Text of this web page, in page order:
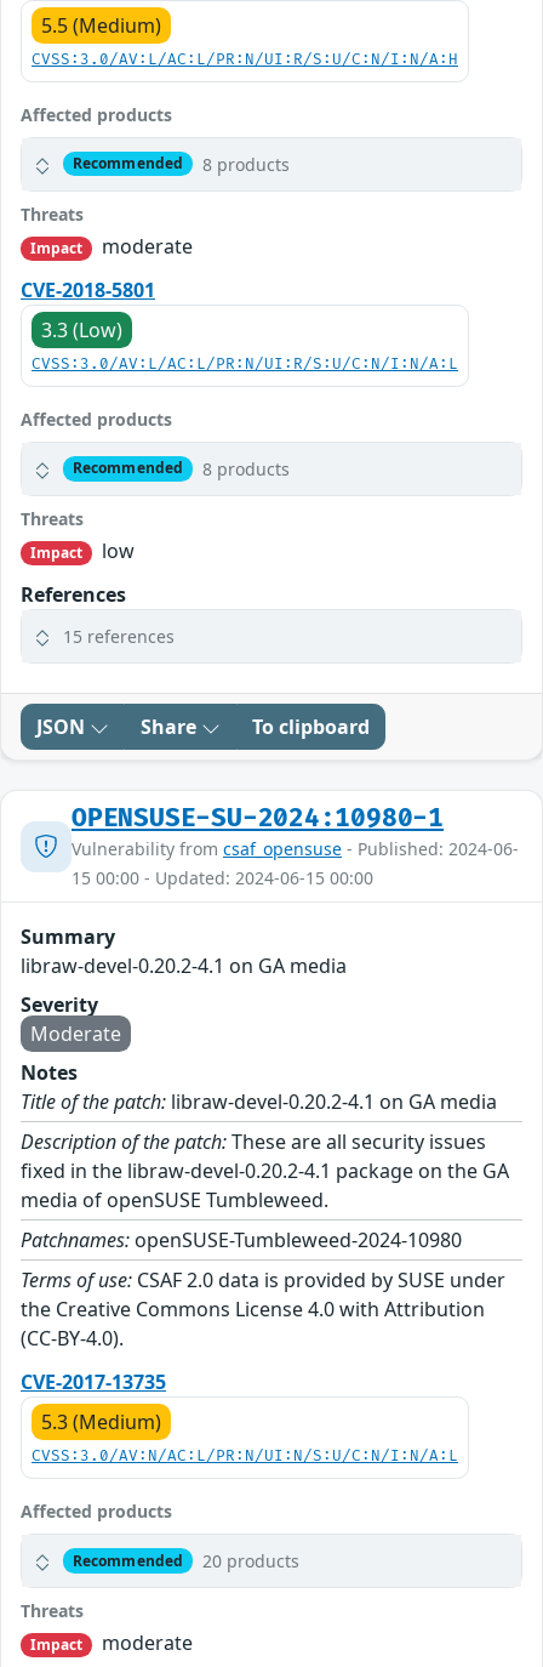
5.5 (Medium)
CVSS:3.0/AV:L/AC:L/PR:N/UI:R/S:U/C:N/I:N/A:H
Affected products
Recommended 8 products
Threats
Impact
moderate
CVE-2018-5801
3.3 (Low)
CVSS:3.0/AV:L/AC:L/PR:N/UI:R/S:U/C:N/I:N/A:L
Affected products
Recommended 8 products
Threats
Impact
low
References
15 references
JSON Share To clipboard
OPENSUSE-SU-2024:10980-1
Vulnerability from csaf_opensuse - Published: 2024-06-
15 00:00 - Updated: 2024-06-15 00:00
Summary
libraw-devel-0.20.2-4.1 on GA media
Severity
Moderate
Notes
Title of the patch: libraw-devel-0.20.2-4.1 on GA media
Description of the patch:These are all security issues
fixed in the libraw-devel-0.20.2-4.1 package on the GA
media of openSUSE Tumbleweed.
Patchnames: openSUSE-Tumbleweed-2024-10980
Terms of use: CSAF 2.0 data is provided by SUSE under
the Creative Commons License 4.0 with Attribution
(CC-BY-4.0).
CVE-2017-13735
5.3 (Medium)
CVSS:3.0/AV:N/AC:L/PR:N/UI:N/S:U/C:N/I:N/A:L
Affected products
Recommended 20 products
Threats
Impact moderate